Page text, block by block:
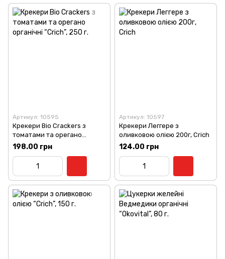
Артикул: 10595
Крекери Bio Crackers з
томатами та орегано
органічні “Crich”, 250 г.
198.00 грн
Артикул: 10597
Крекери Леггере з
оливковою олією 200г, Crich
124.00 грн